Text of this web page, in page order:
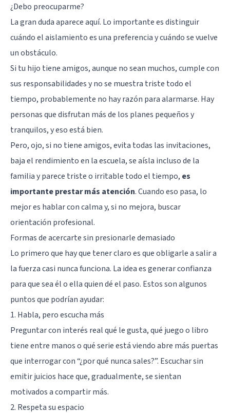
¿Debo preocuparme?
La gran duda aparece aquí. Lo importante es distinguir
cuándo el aislamiento es una preferencia y cuándo se vuelve
un obstáculo.
Si tu hijo tiene amigos, aunque no sean muchos, cumple con
sus responsabilidades y no se muestra triste todo el
tiempo, probablemente no hay razón para alarmarse. Hay
personas que disfrutan más de los planes pequeños y
tranquilos, y eso está bien.
Pero, ojo, si no tiene amigos, evita todas las invitaciones,
baja el rendimiento en la escuela, se aísla incluso de la
familia y parece triste o irritable todo el tiempo, es
importante prestar más atención. Cuando eso pasa, lo
mejor es hablar con calma y, si no mejora, buscar
orientación profesional.
Formas de acercarte sin presionarle demasiado
Lo primero que hay que tener claro es que obligarle a salir a
la fuerza casi nunca funciona. La idea es generar confianza
para que sea él o ella quien dé el paso. Estos son algunos
puntos que podrían ayudar:
1. Habla, pero escucha más
Preguntar con interés real qué le gusta, qué juego o libro
tiene entre manos o qué serie está viendo abre más puertas
que interrogar con “¿por qué nunca sales?”. Escuchar sin
emitir juicios hace que, gradualmente, se sientan
motivados a compartir más.
2. Respeta su espacio